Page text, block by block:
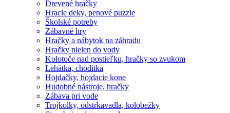
Drevené hračky
Hracie deky, penové puzzle
Školské potreby
Zábavné hry
Hračky a nábytok na záhradu
Hračky nielen do vody
Kolotoče nad postieľku, hračky so zvukom
Lehátka, chodítka
Hojdačky, hojdacie kone
Hudobné nástroje, hračky
Zábava pri vode
Trojkolky, odstrkavadla, kolobežky